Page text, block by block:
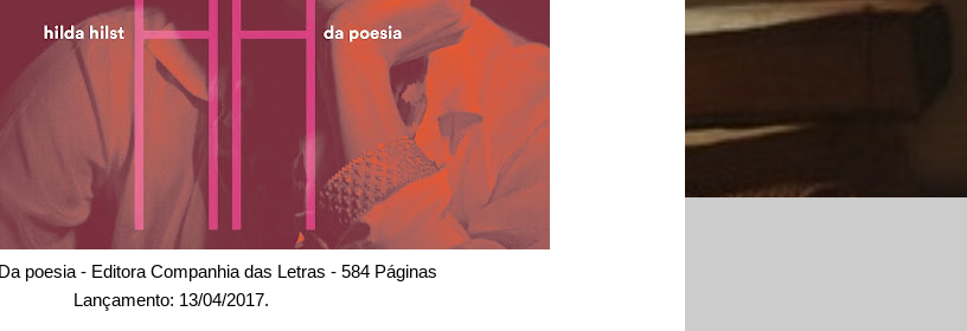
poesia - Editora Companhia das Letras - 584 Páginas
Lançamento: 13/04/2017.